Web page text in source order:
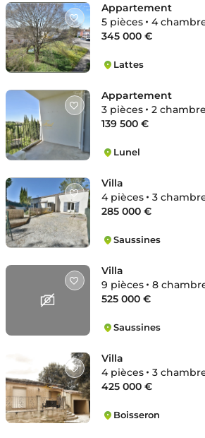
Appartement
5 pièces
4
345 000 €
Lattes
Appartement
3 pièces
2
139 500 €
Lunel
Villa
4 pièces
3
285 000 €
Saussines
Villa
9 pièces
8
525 000 €
Saussines
Villa
4 pièces
3
425 000 €
Boisseron